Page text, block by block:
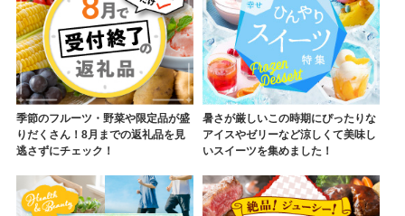
季節のフルーツ・野菜や限定品が盛
りだくさん！8月までの返礼品を見
逃さずにチェック！
暑さが厳しいこの時期にぴったりな
アイスやゼリーなど涼しくて美味し
いスイーツを集めました！